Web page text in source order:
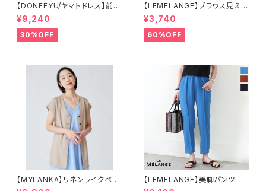
【DONEEYU/ヤマトドレス】前後
awayヴィンテージサテンブラウ
ス セットアップ可
¥9,240
30%OFF
【LEMELANGE】ブラウス見えフ
レンチスリーブPO
¥3,740
60%OFF
【MYLANKA】リネンライクベス
ト
【LEMELANGE】美脚パンツ